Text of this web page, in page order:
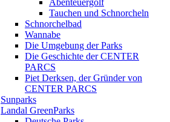
Abenteuergolf
Tauchen und Schnorcheln
Schnorchelbad
Wannabe
Die Umgebung der Parks
Die Geschichte der CENTER
PARCS
Piet Derksen, der Gründer von
CENTER PARCS
Sunparks
Landal GreenParks